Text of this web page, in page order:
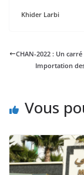
Khider Larbi
CHAN-2022 : Un
Importation
Vous